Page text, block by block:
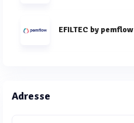
EFILTEC by pemflow
Adresse